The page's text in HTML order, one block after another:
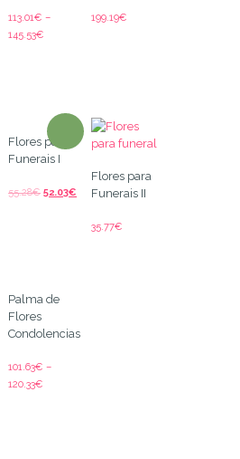
113.01€ –
145.53€
199.19€
Flores para
Funerais I
55.28€ 52.03€
Flores para
Funerais II
35.77€
Palma de
Flores
Condolencias
101.63€ –
120.33€